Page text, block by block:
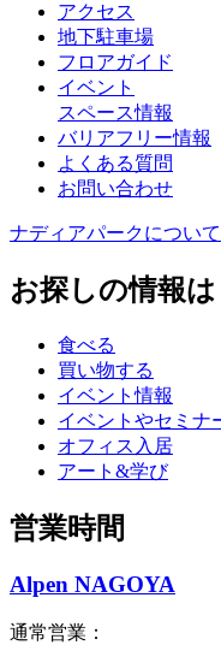
アクセス
地下駐車場
フロアガイド
イベント
スペース情報
バリアフリー情報
よくある質問
お問い合わせ
ナディアパークについて
お探しの情報は
食べる
買い物する
イベント情報
イベントやセミナ
オフィス入居
アート&学び
営業時間
Alpen NAGOYA
通常営業：